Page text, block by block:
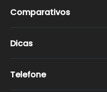
Comparativos
Dicas
Telefone